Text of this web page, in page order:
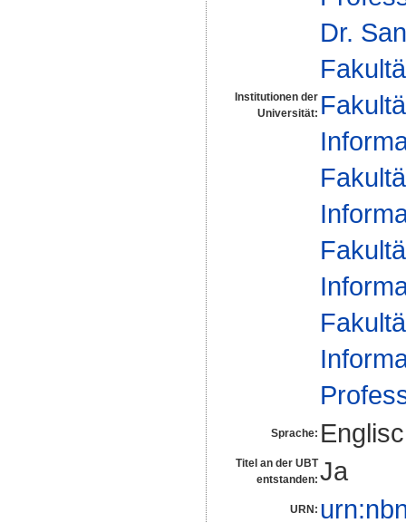
Institutionen der
Universität:
Dr.
Sprache:
Titel an der UBT
entstanden: Ja
URN: